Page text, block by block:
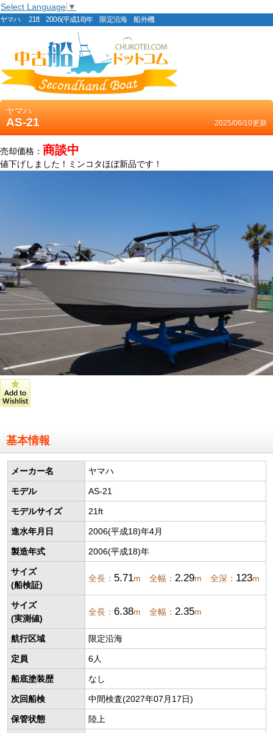
Select Language ▼
ヤマハ 21ft 2006(平成18)年 限定沿海 船外機
ヤマハ
AS-21 2025/06/10更新
売却価格： 商談中
値下げしました！ミンコタほぼ新品です！
基本情報
メーカー名 ヤマハ
モデル AS-21
モデルサイズ 21ft
進水年月日 2006(平成18)年4月
製造年式 2006(平成18)年
サイズ
(船検証)
全長： 5.71m 全幅： 2.29m 全深： 123m
サイズ
(実測値)
全長： 6.38m 全幅： 2.35m
航行区域 限定沿海
定員 6人
船底塗装歴 なし
次回船検 中間検査(2027年07月17日)
保管状態 陸上